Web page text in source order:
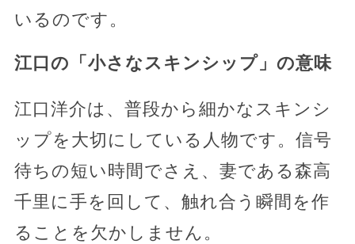
いるのです。
江口の「小さなスキンシップ」の意味
江口洋介は、普段から細かなスキンシ
ップを大切にしている人物です。信号
待ちの短い時間でさえ、妻である森高
千里に手を回して、触れ合う瞬間を作
ることを欠かしません。